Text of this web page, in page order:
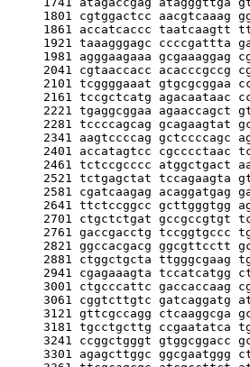
1801 cgtggactcc aacgtcaaag
1861 accatcaccc taatcaagtt
1921 taaagggagc ccccgattta
1981 agggaagaaa gcgaaaggag
2041 cgtaaccacc acacccgccg
2101 tcggggaaat gtgcgcggaa
2161 tccgctcatg agacaataac
2221 tgaggcggaa agaaccagct
2281 tccccagcag gcagaagtat
2341 aagtccccag gctccccagc
2401 accatagtcc cgcccctaac
2461 tctccgcccc atggctgact
2521 tctgagctat tccagaagta
2581 cgatcaagag acaggatgag
2641 ttctccggcc gcttgggtgg
2701 ctgctctgat gccgccgtgt
2761 gaccgacctg tccggtgccc
2821 ggccacgacg ggcgttcctt
2881 ctggctgcta ttgggcgaag
2941 cgagaaagta tccatcatgg
3001 ctgcccattc gaccaccaag
3061 cggtcttgtc gatcaggatg
3121 gttcgccagg ctcaaggcga
3181 tgcctgcttg ccgaatatca
3241 ccggctgggt gtggcggacc
3301 agagcttggc ggcgaatggg